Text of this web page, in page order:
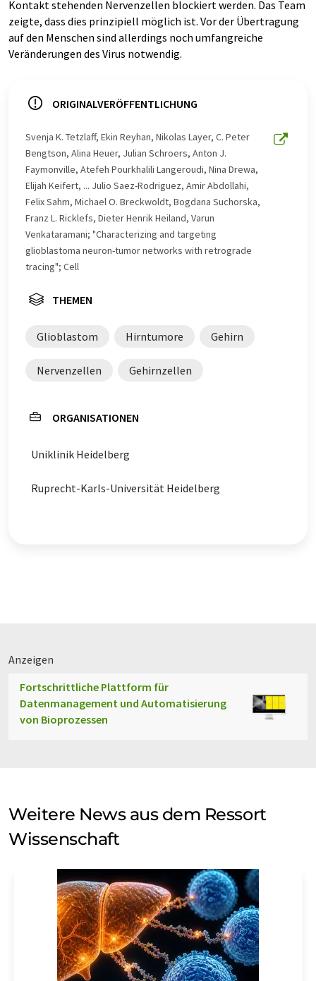
Kontakt stehenden Nervenzellen blockiert werden. Das Team
zeigte, dass dies prinzipiell möglich ist. Vor der Übertragung
auf den Menschen sind allerdings noch umfangreiche
Veränderungen des Virus notwendig.
ORIGINALVERÖFFENTLICHUNG
Svenja K. Tetzlaff, Ekin Reyhan, Nikolas Layer, C. Peter
Bengtson, Alina Heuer, Julian Schroers, Anton J.
Faymonville, Atefeh Pourkhalili Langeroudi, Nina Drewa,
Elijah Keifert, ... Julio Saez-Rodriguez, Amir Abdollahi,
Felix Sahm, Michael O. Breckwoldt, Bogdana Suchorska,
Franz L. Ricklefs, Dieter Henrik Heiland, Varun
Venkataramani; "Characterizing and targeting
glioblastoma neuron-tumor networks with retrograde
tracing"; Cell
THEMEN
Glioblastom Hirntumore Gehirn
Nervenzellen Gehirnzellen
ORGANISATIONEN
Uniklinik Heidelberg
Ruprecht-Karls-Universität Heidelberg
Anzeigen
Fortschrittliche Plattform für
Datenmanagement und Automatisierung
von Bioprozessen
Weitere News aus dem Ressort
Wissenschaft